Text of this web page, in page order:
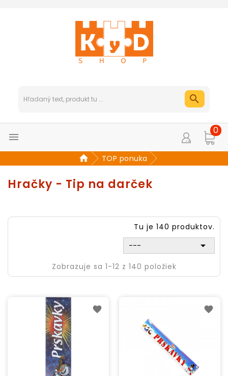

0
TOP ponuka
Hračky - Tip na darček
Tu je 140 produktov.
---

Zobrazuje sa 1-12 z 140 položiek